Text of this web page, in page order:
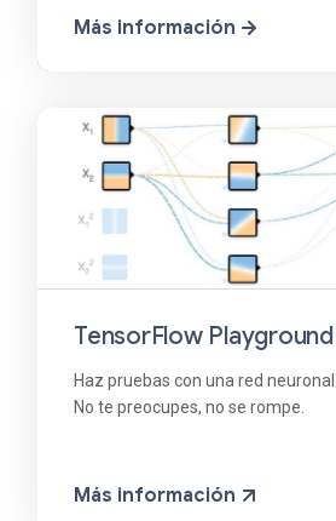
Más información
TensorFlow Playground
Haz pruebas con una red
No te preocupes, no se rompe.
Más información